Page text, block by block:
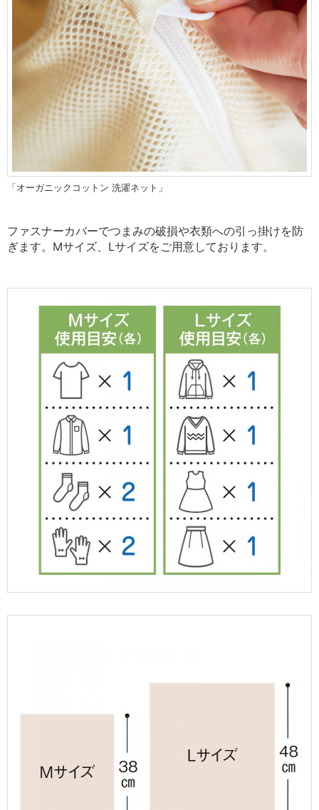
「オーガニックコットン 洗濯ネット」
ファスナーカバーでつまみの破損や衣類への引っ掛けを防
ぎます。Mサイズ、Lサイズをご用意しております。